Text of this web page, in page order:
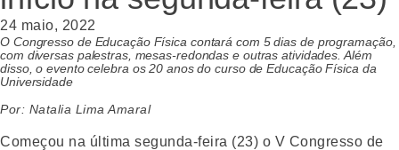
24 maio, 2022
O Congresso de Educação Física contará com 5 dias de programação,
com diversas palestras, mesas-redondas e outras atividades. Além
disso, o evento celebra os 20 anos do curso de Educação Física da
Universidade
Por: Natalia Lima Amaral
Começou na última segunda-feira (23) o V Congresso de